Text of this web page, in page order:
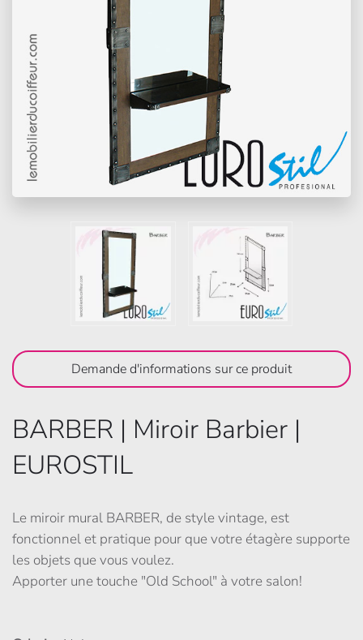
Demande d'informations sur ce produit
BARBER | Miroir Barbier |
EUROSTIL
Le miroir mural BARBER, de style vintage, est
fonctionnel et pratique pour que votre étagère supporte
les objets que vous voulez.
Apporter une touche "Old School" à votre salon!